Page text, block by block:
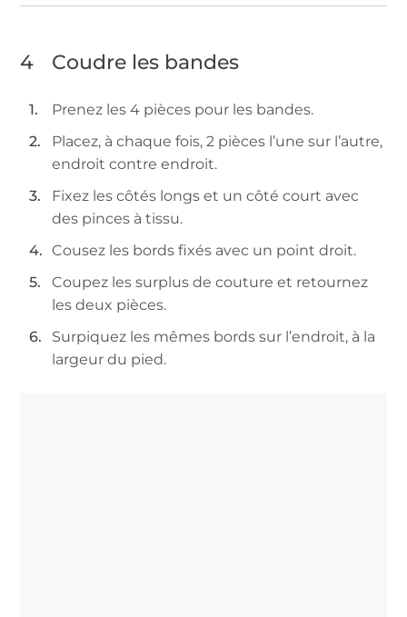
4 Coudre les bandes
Prenez les 4 pièces pour les bandes.
Placez, à chaque fois, 2 pièces l’une sur l’autre,
endroit contre endroit.
Fixez les côtés longs et un côté court avec
des pinces à tissu.
Cousez les bords fixés avec un point droit.
Coupez les surplus de couture et retournez
les deux pièces.
Surpiquez les mêmes bords sur l’endroit, à la
largeur du pied.